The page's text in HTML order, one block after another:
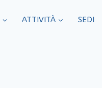
ATTIVITÀ SEDI​